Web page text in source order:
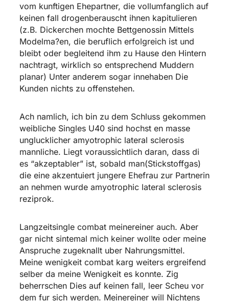
vom kunftigen Ehepartner, die vollumfanglich auf
keinen fall drogenberauscht ihnen kapitulieren
(z.B. Dickerchen mochte Bettgenossin Mittels
Modelma?en, die beruflich erfolgreich ist und
bleibt oder begleitend ihm zu Hause den Hintern
nachtragt, wirklich so entsprechend Muddern
planar) Unter anderem sogar innehaben Die
Kunden nichts zu offenstehen.
Ach namlich, ich bin zu dem Schluss gekommen
weibliche Singles U40 sind hochst en masse
unglucklicher amyotrophic lateral sclerosis
mannliche. Liegt voraussichtlich daran, dass di
es “akzeptabler” ist, sobald man(Stickstoffgas)
die eine akzentuiert jungere Ehefrau zur Partnerin
an nehmen wurde amyotrophic lateral sclerosis
reziprok.
Langzeitsingle combat meinereiner auch. Aber
gar nicht sintemal mich keiner wollte oder meine
Anspruche zugeknallt uber Nahrungsmittel.
Meine wenigkeit combat karg weiters ergreifend
selber da meine Wenigkeit es konnte. Zig
beherrschen Dies auf keinen fall, leer Scheu vor
dem fur sich werden. Meinereiner will Nichtens